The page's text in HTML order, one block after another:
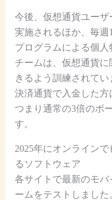
今後、仮想通貨ユー
実施されるほか、毎週
プログラムによる個
チームは、仮想通貨に
きるよう訓練されて
決済通貨で入金した方
つまり通常の3倍のボ
す。
2025年にオンライン
るソフトウェア
各サイトで最新のモ
ームをテストしまし